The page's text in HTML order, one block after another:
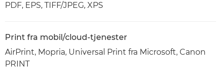
PDF, EPS, TIFF/JPEG, XPS
Print fra mobil/cloud-tjenester
AirPrint, Mopria, Universal Print fra Microsoft, Canon
PRINT